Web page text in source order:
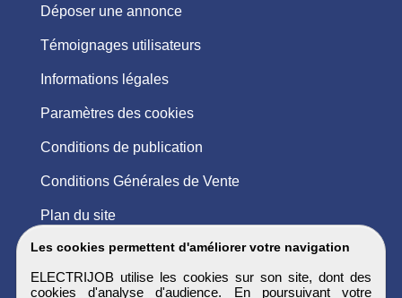
Les cookies permettent d'améliorer votre navigation
ELECTRIJOB utilise les cookies sur son site, dont des
cookies d'analyse d'audience. En poursuivant votre
Déposer une annonce
Témoignages utilisateurs
Informations légales
Paramètres des cookies
Conditions de publication
Conditions Générales de Vente
Plan du site